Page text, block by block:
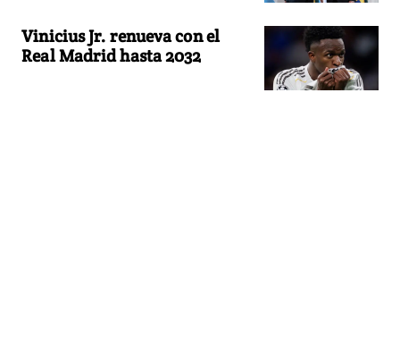
Vinicius Jr. renueva con el
Real Madrid hasta 2032